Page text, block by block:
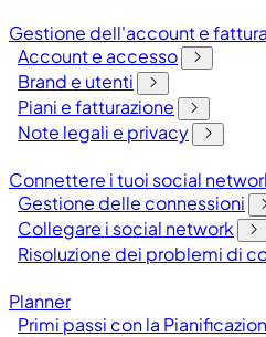
Gestione dell'account e
Account e accesso
Brand e utenti
Piani e fatturazione
Note legali e privacy
Connettere i tuoi social
Gestione delle connessioni
Collegare i social network
Risoluzione dei problemi di
Planner
Primi passi con la